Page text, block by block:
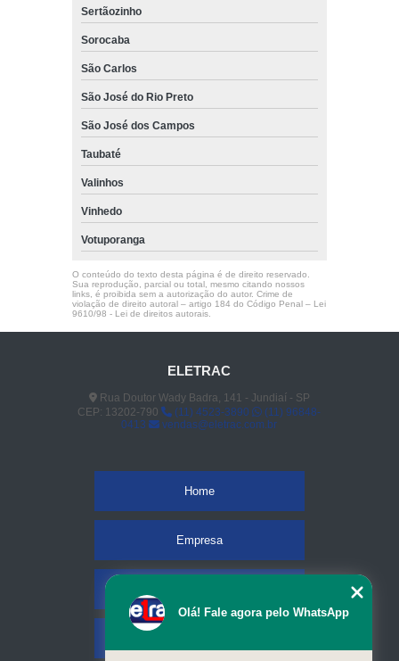
Sertãozinho
Sorocaba
São Carlos
São José do Rio Preto
São José dos Campos
Taubaté
Valinhos
Vinhedo
Votuporanga
O conteúdo do texto desta página é de direito reservado.
Sua reprodução, parcial ou total, mesmo citando nossos
links, é proibida sem a autorização do autor. Crime de
violação de direito autoral – artigo 184 do Código Penal – Lei
9610/98 - Lei de direitos autorais.
ELETRAC
Rua Doutor Wady Badra, 141 - Jundiaí - SP
CEP: 13202-790
(11) 4523-3890
(11) 96848-
0413
vendas@eletrac.com.br
Home
Empresa
Olá! Fale agora pelo WhatsApp